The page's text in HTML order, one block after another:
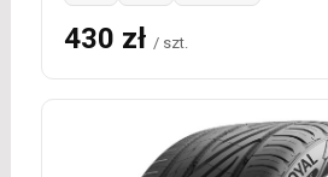
430 zł / szt.